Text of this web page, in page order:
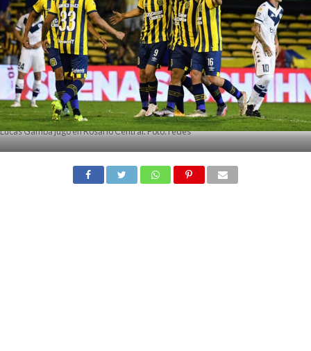
Lucas Gamba jugó en Rosario Central. Foto: redes